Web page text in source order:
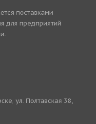
поставками
для предприятий
ул. Полтавская 38,